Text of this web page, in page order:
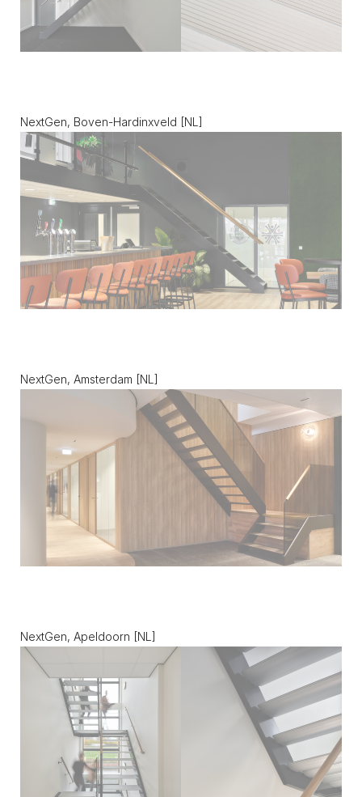
NextGen, Boven-Hardinxveld [NL]
NextGen, Amsterdam [NL]
NextGen, Apeldoorn [NL]